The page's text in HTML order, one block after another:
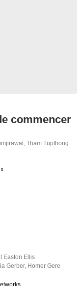
commencer
,Tham Tupthong
Easton Ellis
Gerber, Homer Gere